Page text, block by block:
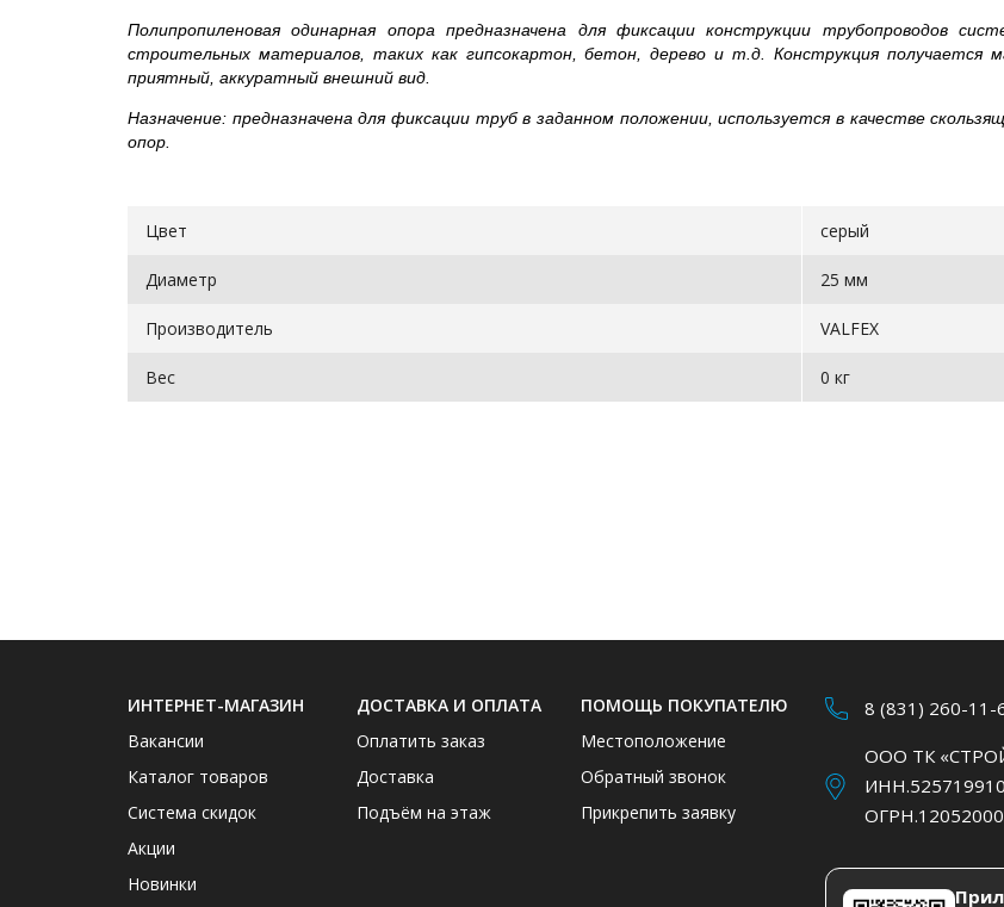
Полипропиленовая одинарная опора предназначена для фиксации конструкции трубопроводов
строительных материалов, таких как гипсокартон, бетон, дерево и т.д. Конструкция получается
приятный, аккуратный внешний вид.
Назначение: предназначена для фиксации труб в заданном положении, используется в качестве
опор.
Цвет серый
Диаметр 25 мм
Производитель VALFEX
Вес 0 кг
ИНТЕРНЕТ-МАГАЗИН
Вакансии
Каталог товаров
Система скидок
Акции
Новинки
ДОСТАВКА И ОПЛАТА
Оплатить заказ
Доставка
Подъём на этаж
ПОМОЩЬ ПОКУПАТЕЛЮ
Местоположение
Обратный звонок
Прикрепить заявку
8 (831) 260-11-
ООО ТК